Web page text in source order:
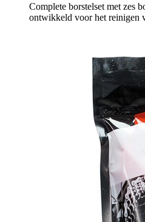
Complete borstelset met zes
ontwikkeld voor het reinigen